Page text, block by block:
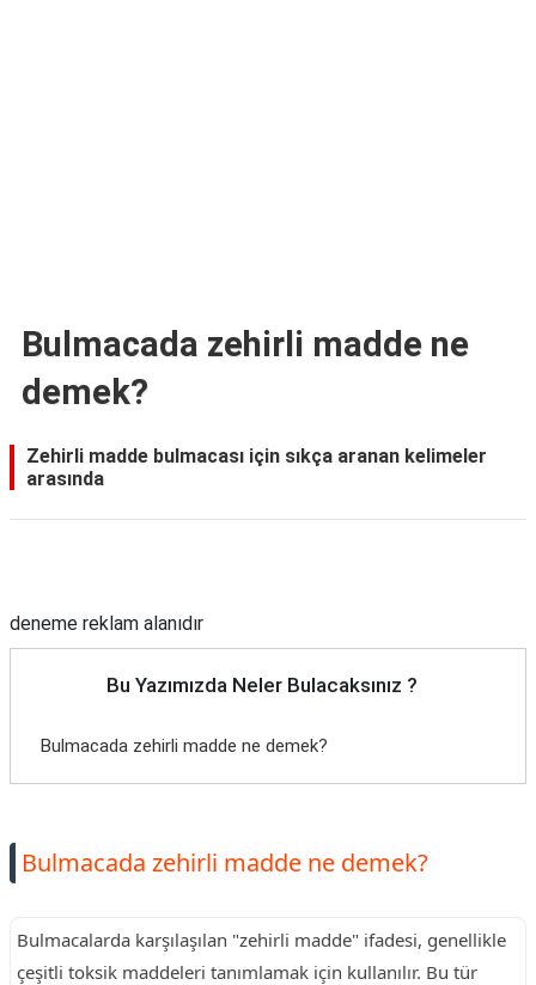
Bulmacada zehirli madde ne
demek?
Zehirli madde bulmacası için sıkça aranan kelimeler
arasında
deneme reklam alanıdır
Bu Yazımızda Neler Bulacaksınız ?
Bulmacada zehirli madde ne demek?
Bulmacada zehirli madde ne demek?
Bulmacalarda karşılaşılan "zehirli madde" ifadesi, genellikle
çeşitli toksik maddeleri tanımlamak için kullanılır. Bu tür